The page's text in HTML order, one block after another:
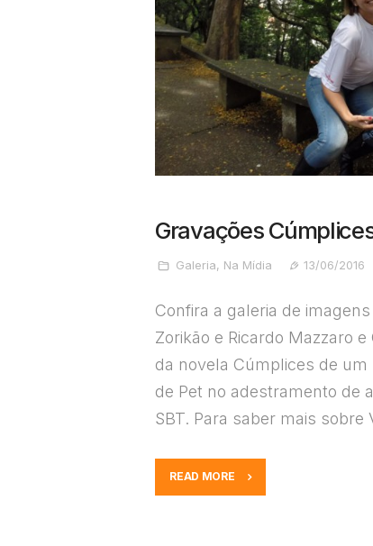
Gravações
Galeria, Na Mídia 13/06/2016
Confira a galeria de
Zorikão e Ricardo Mazzaro
da novela Cúmplices de um
de Pet no adestramento de
SBT. Para saber mais sobre
READ MORE